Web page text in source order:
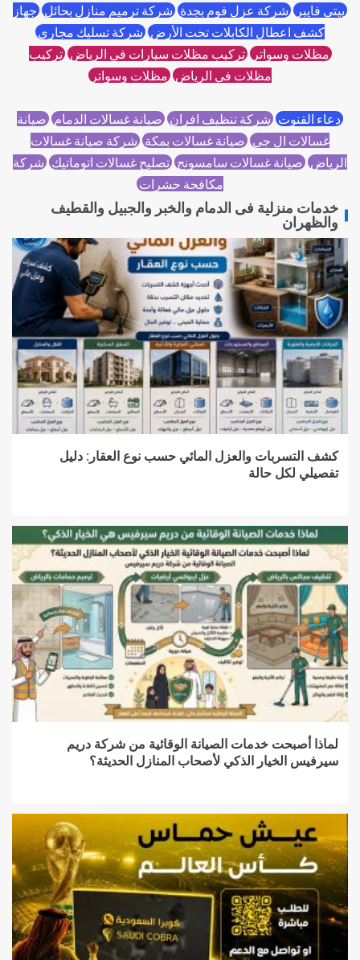
بيتي فايبرشركة عزل فوم بجدةشركة ترميم منازل بحائلجهاز
كشف اعطال الكابلات تحت الأرضشركة تسليك مجاري
مظلات وسواترتركيب مظلات سيارات في الرياضتركيب
مظلات في الرياضمظلات وسواتر
دعاء القنوتشركة تنظيف افرانصيانة غسالات الدمامصيانة
غسالات ال جيصيانة غسالات بمكةشركة صيانة غسالات
الرياضصيانة غسالات سامسونجتصليح غسالات اتوماتيكشركة
مكافحة حشرات
خدمات منزلية فى الدمام والخبر والجبيل والقطيف
والظهران
كشف التسربات والعزل المائي حسب نوع العقار: دليل
تفصيلي لكل حالة
لماذا أصبحت خدمات الصيانة الوقائية من شركة دريم
سيرفيس الخيار الذكي لأصحاب المنازل الحديثة؟